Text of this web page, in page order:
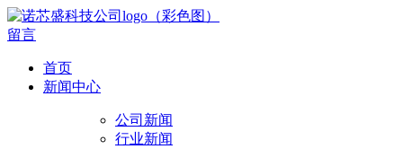
留言
首页
新闻中心
公司新闻
行业新闻